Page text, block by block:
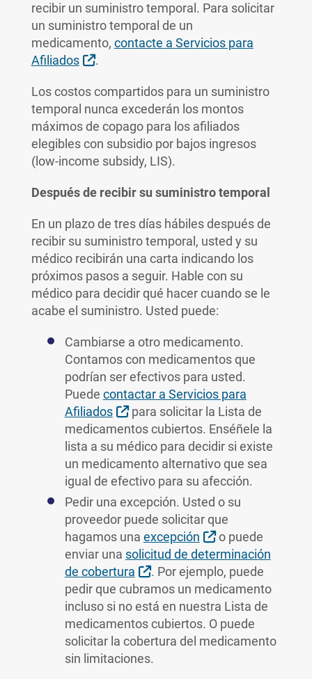
recibir un suministro temporal. Para solicitar
un suministro temporal de un
medicamento, contacte a Servicios para
Afiliados
Sitio Externo
.
Los costos compartidos para un suministro
temporal nunca excederán los montos
máximos de copago para los afiliados
elegibles con subsidio por bajos ingresos
(low-income subsidy, LIS).
Después de recibir su suministro temporal
En un plazo de tres días hábiles después de
recibir su suministro temporal, usted y su
médico recibirán una carta indicando los
próximos pasos a seguir. Hable con su
médico para decidir qué hacer cuando se le
acabe el suministro. Usted puede:
Cambiarse a otro medicamento.
Contamos con medicamentos que
podrían ser efectivos para usted.
Puede contactar a Servicios para
Afiliados
Sitio Externo
para solicitar la Lista de
medicamentos cubiertos. Enséñele la
lista a su médico para decidir si existe
un medicamento alternativo que sea
igual de efectivo para su afección.
Pedir una excepción. Usted o su
proveedor puede solicitar que
hagamos una excepción Sitio Externo
o puede
enviar una solicitud de determinación
de cobertura
Sitio Externo
. Por ejemplo, puede
pedir que cubramos un medicamento
incluso si no está en nuestra Lista de
medicamentos cubiertos. O puede
solicitar la cobertura del medicamento
sin limitaciones.